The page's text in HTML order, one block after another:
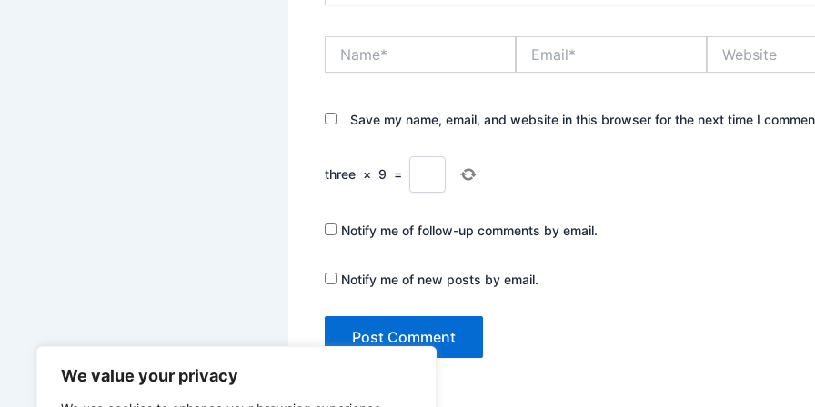
We value your privacy
Save my name, email, and website in this browser for the next time I
three × 9 =
Notify me of follow-up comments by email.
Notify me of new posts by email.